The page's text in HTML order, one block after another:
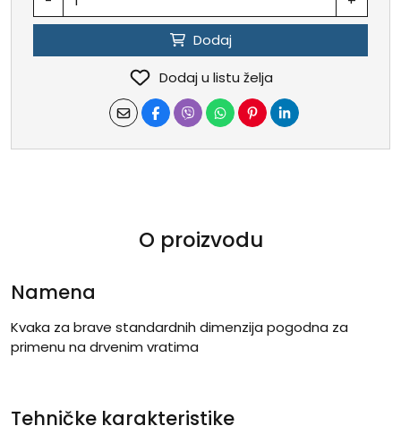
Dodaj
Dodaj u listu želja
O proizvodu
Namena
Kvaka za brave standardnih dimenzija pogodna za
primenu na drvenim vratima
Tehničke karakteristike